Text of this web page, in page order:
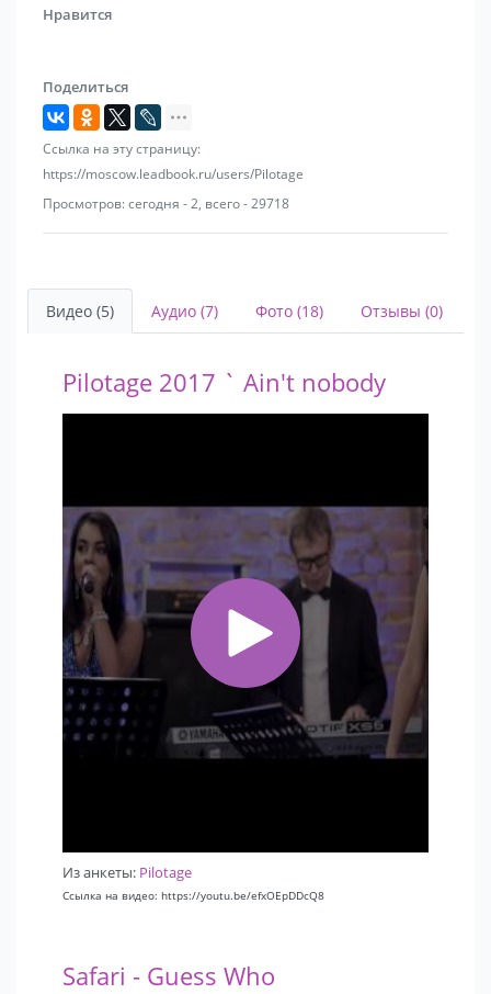
Нравится
Поделиться
Ссылка на эту страницу:
https://moscow.leadbook.ru/users/Pilotage
Просмотров: сегодня - 2, всего - 29718
Видео (5) Аудио (7) Фото (18) Отзывы (0)
Pilotage 2017 ` Ain't nobody
Из анкеты: Pilotage
Ссылка на видео: https://youtu.be/efxOEpDDcQ8
Safari - Guess Who